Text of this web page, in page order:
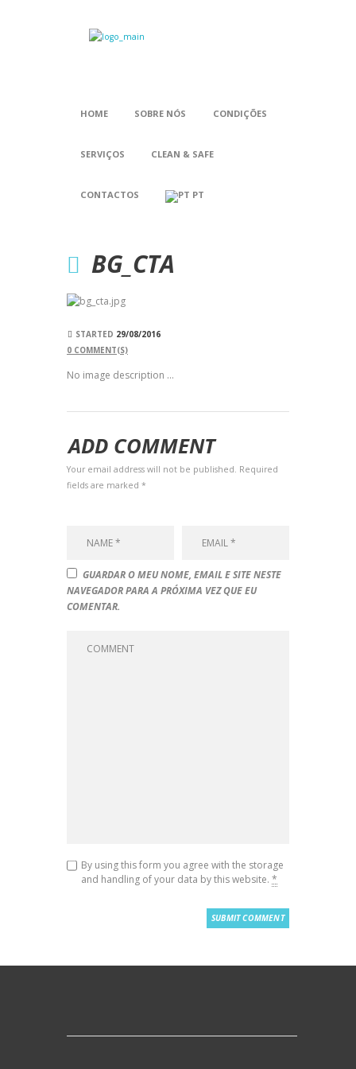
HOME SOBRE NÓS CONDIÇÕES
SERVIÇOS CLEAN & SAFE
CONTACTOS PT
BG_CTA
STARTED 29/08/2016
0 COMMENT(S)
No image description ...
ADD COMMENT
Your email address will not be published. Required
fields are marked *
GUARDAR O MEU NOME, EMAIL E SITE NESTE
NAVEGADOR PARA A PRÓXIMA VEZ QUE EU
COMENTAR.
By using this form you agree with the storage
and handling of your data by this website. *